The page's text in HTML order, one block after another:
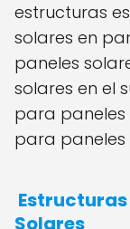
estructuras
solares en
paneles
solares en el
para paneles
para paneles
Solares